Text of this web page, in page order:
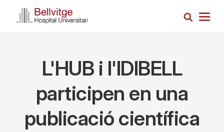
Cerca
L'HUB i l'IDIBELL
participen en una
publicació científica